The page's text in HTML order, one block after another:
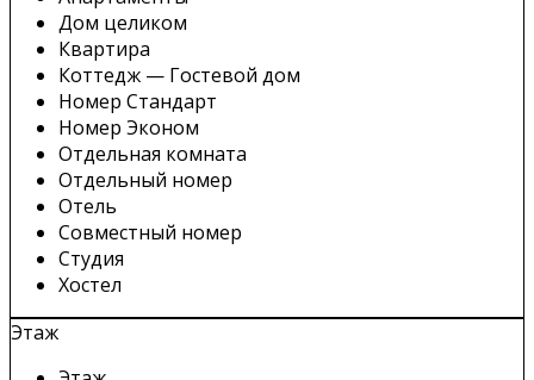
Дом целиком
Квартира
Коттедж — Гостевой дом
Номер Стандарт
Номер Эконом
Отдельная комната
Отдельный номер
Отель
Совместный номер
Студия
Хостел
Этаж